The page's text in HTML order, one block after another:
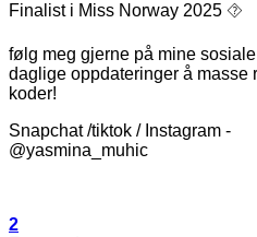
Finalist i Miss Norway 2025 ⯑
følg meg gjerne på mine
daglige oppdateringer å masse
koder!
Snapchat /tiktok / Instagram -
@yasmina_muhic
2